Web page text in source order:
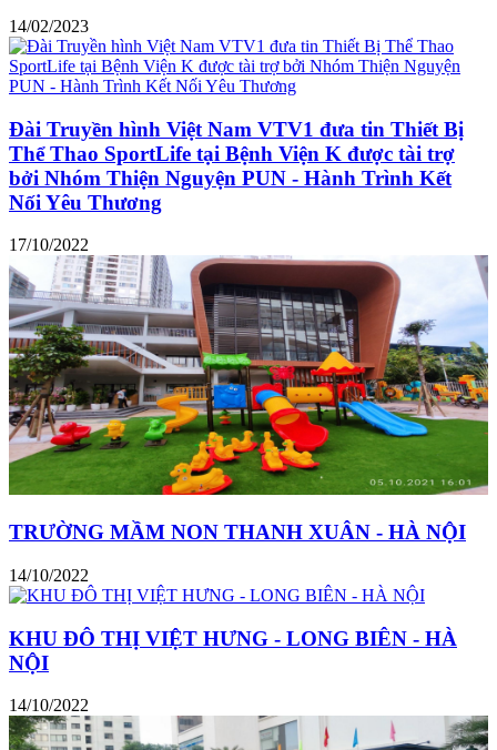
14/02/2023
Đài Truyền hình Việt Nam VTV1 đưa tin Thiết Bị
Thể Thao SportLife tại Bệnh Viện K được tài trợ
bởi Nhóm Thiện Nguyện PUN - Hành Trình Kết
Nối Yêu Thương
17/10/2022
TRƯỜNG MẦM NON THANH XUÂN - HÀ NỘI
14/10/2022
KHU ĐÔ THỊ VIỆT HƯNG - LONG BIÊN - HÀ
NỘI
14/10/2022